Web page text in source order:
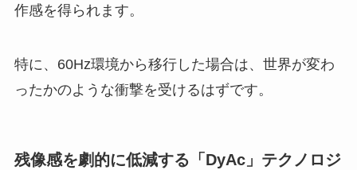
作感を得られます。
特に、60Hz環境から移行した場合は、世界が変わ
ったかのような衝撃を受けるはずです。
残像感を劇的に低減する「DyAc」テクノロジ